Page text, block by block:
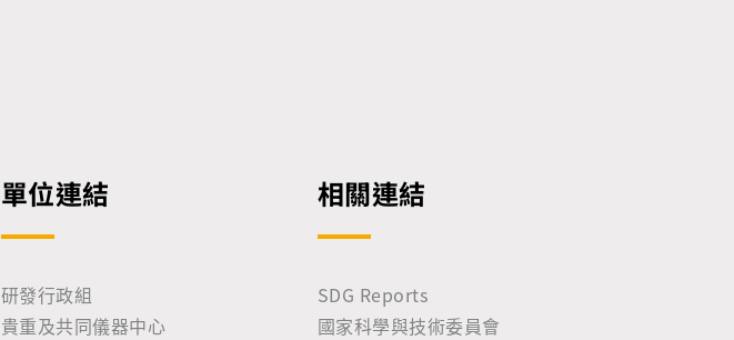
單位連結
研發行政組
貴重及共同儀器中心
相關連結
SDG Reports
國家科學與技術委員會